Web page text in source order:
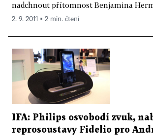
nadchnout přítomnost Benjamina
2. 9. 2011 ▪ 2 min. čtení
IFA: Philips osvobodí zvuk,
reprosoustavy Fidelio pro